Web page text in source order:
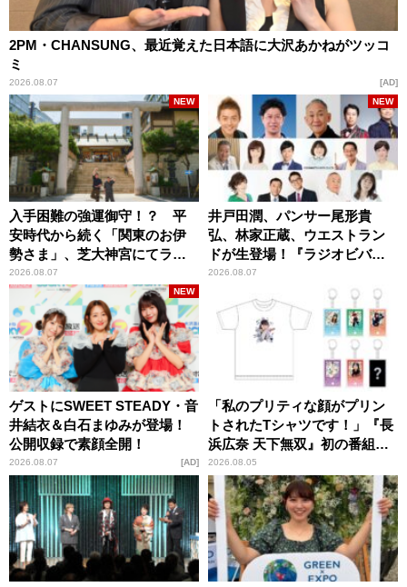
2PM・CHANSUNG、最近覚えた日本語に大沢あかねがツッコ
ミ
2026.08.07 AD
入手困難の強運御守！？ 平
安時代から続く「関東のお伊
勢さま」、芝大神宮にてラン
パンプスが合格祈願！
2026.08.07
NEW
井戸田潤、パンサー尾形貴
弘、林家正蔵、ウエストラン
ドが生登場！『ラジオビバリ
ー昼ズ』
2026.08.07
NEW
ゲストにSWEET STEADY・音
井結衣＆白石まゆみが登場！
公開収録で素顔全開！
2026.08.07
NEW
AD
「私のプリティな顔がプリン
トされたTシャツです！」『長
浜広奈 天下無双』初の番組グ
ッズ発売
2026.08.05